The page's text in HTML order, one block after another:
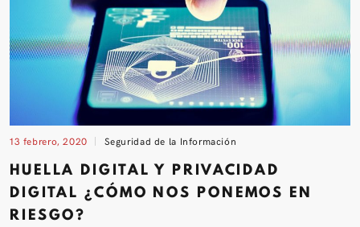
13 febrero, 2020 Seguridad de la Información
HUELLA DIGITAL Y PRIVACIDAD
DIGITAL ¿CÓMO NOS PONEMOS EN
RIESGO?